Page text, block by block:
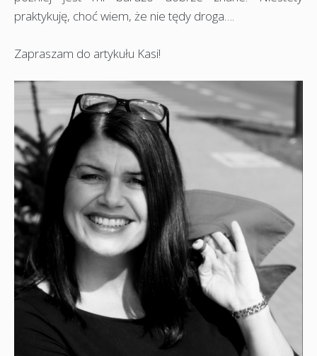
praktykuję, choć wiem, że nie tędy droga….
Zapraszam do artykułu Kasi!